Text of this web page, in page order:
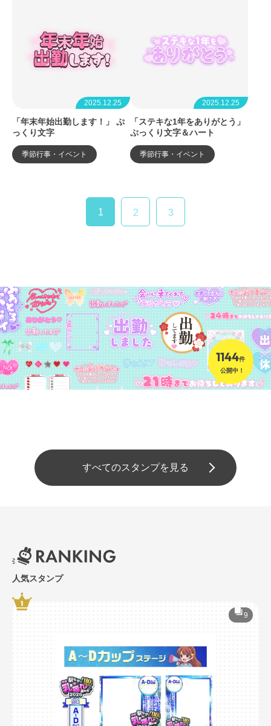
2025.12.25
「年末年始出勤します！」 ぷ
っくり文字
季節行事・イベント
2025.12.25
「ステキな1年をありがとう」
ぷっくり文字＆ハート
季節行事・イベント
1 2 3
1144件
公開中！
すべてのスタンプを見る
人気スタンプ
9